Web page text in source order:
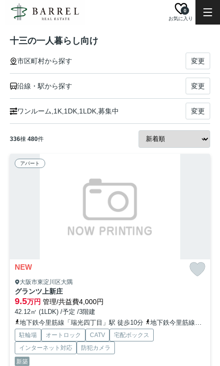
お気に入り
0
十三の一人暮らし向け
市区町村から探す 変更
沿線・駅から探す 変更
ワンルーム,1K,1DK,1LDK,募集中 変更
336棟 480件
アパート
NEW
大阪市東淀川区大隅
グランツ上新庄
9.5万円 管理/共益費4,000円
42.12㎡ (1LDK) /予定 /3階建
地下鉄今里筋線「瑞光四丁目」駅 徒歩10分
地下鉄今里筋線「だいどう豊里」駅 徒歩11分
駐輪場 オートロック CATV
宅配ボックス
インターネット対応
防犯カメラ
新築